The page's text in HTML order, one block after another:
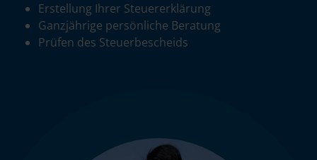
Erstellung Ihrer Steuererklärung
Ganzjährige persönliche Beratung
Prüfen des Steuerbescheids